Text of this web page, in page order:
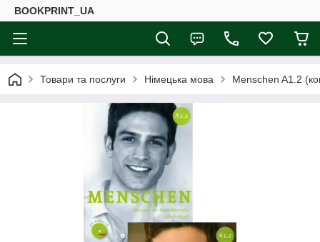
BOOKPRINT_UA
Товари та послуги Німецька мова Menschen A1.2